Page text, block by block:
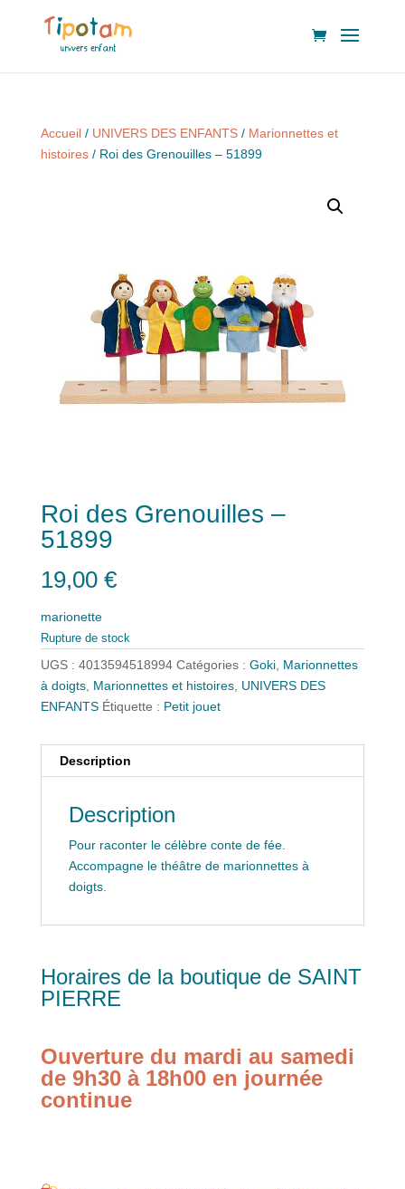
Accueil/ UNIVERS DES ENFANTS/ Marionnettes et
histoires/ Roi des Grenouilles – 51899
Roi des Grenouilles –
51899
19,00 €
marionette
Rupture de stock
UGS : 4013594518994 Catégories : Goki, Marionnettes
à doigts, Marionnettes et histoires, UNIVERS DES
ENFANTS Étiquette : Petit jouet
Description
Description
Pour raconter le célèbre conte de fée.
Accompagne le théâtre de marionnettes à
doigts.
Horaires de la boutique de SAINT
PIERRE
Ouverture du mardi au samedi
de 9h30 à 18h00 en journée
continue